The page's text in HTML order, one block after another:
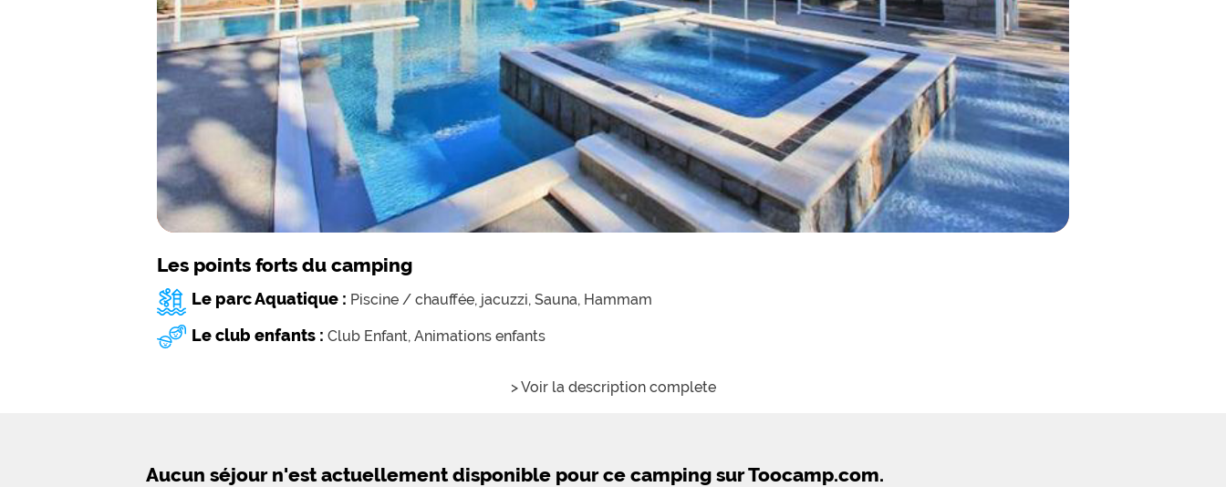
Les points forts du camping
Le parc Aquatique : Piscine / chauffée, jacuzzi, Sauna, Hammam
Le club enfants : Club Enfant, Animations enfants
> Voir la description complete
Aucun séjour n'est actuellement disponible pour ce camping sur Toocamp.com.